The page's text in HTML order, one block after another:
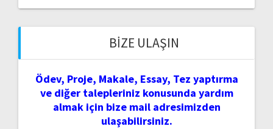
BIZE ULAŞIN
Ödev, Proje, Makale, Essay, Tez yaptırma
ve diğer talepleriniz konusunda yardım
almak için bize mail adresimizden
ulaşabilirsiniz.